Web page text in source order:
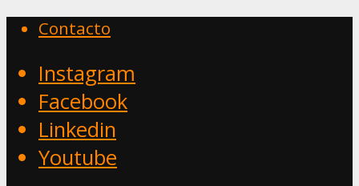
Contacto
Instagram
Facebook
Linkedin
Youtube